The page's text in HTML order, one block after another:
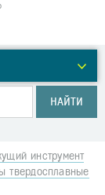
НАЙТИ
инструмент
твердосплавные